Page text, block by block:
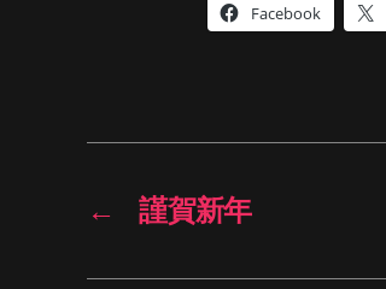
Facebook
← 謹賀新年